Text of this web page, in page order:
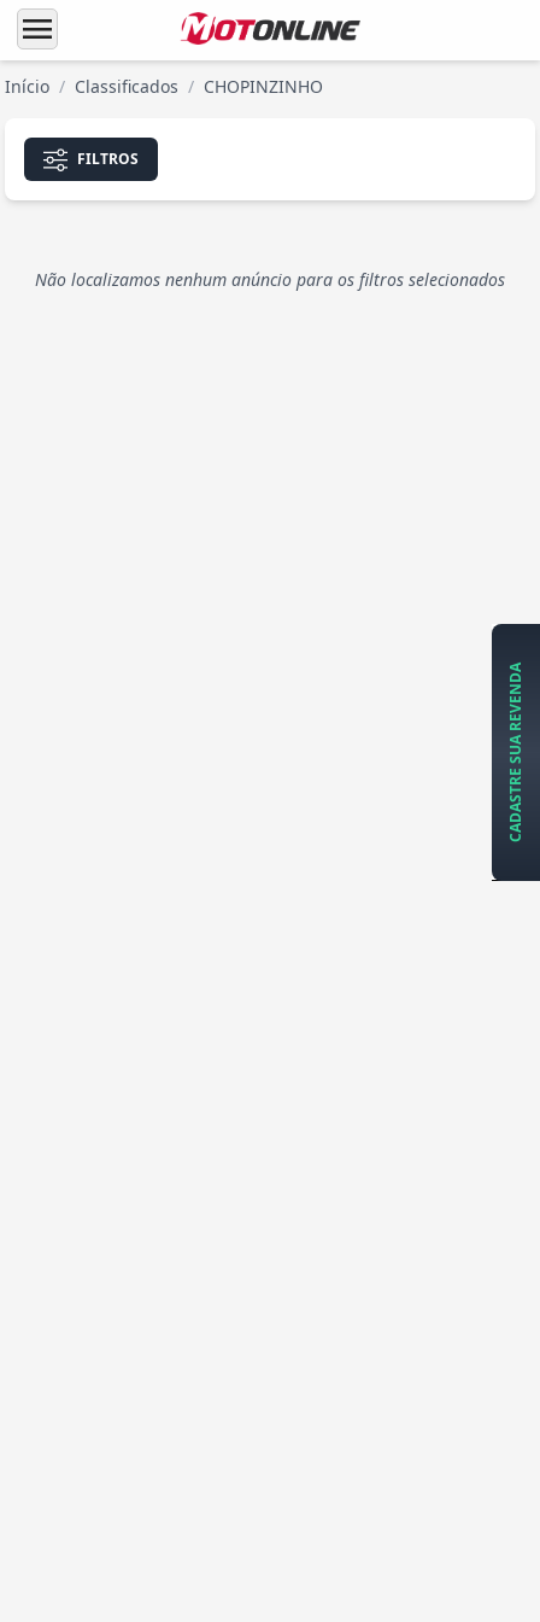
menu
Início / Classificados / CHOPINZINHO
FILTROS
Não localizamos nenhum anúncio para os filtros selecionados
CADASTRE SUA REVENDA